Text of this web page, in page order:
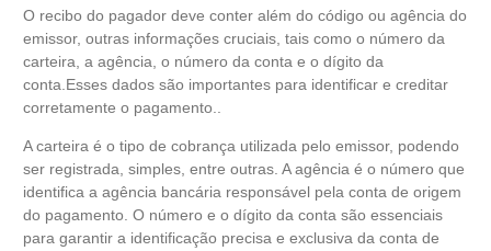
O recibo do pagador deve conter além do código ou agência do
emissor, outras informações cruciais, tais como o número da
carteira, a agência, o número da conta e o dígito da
conta.Esses dados são importantes para identificar e creditar
corretamente o pagamento..
A carteira é o tipo de cobrança utilizada pelo emissor, podendo
ser registrada, simples, entre outras. A agência é o número que
identifica a agência bancária responsável pela conta de origem
do pagamento. O número e o dígito da conta são essenciais
para garantir a identificação precisa e exclusiva da conta de